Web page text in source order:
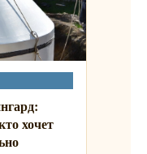
хочет